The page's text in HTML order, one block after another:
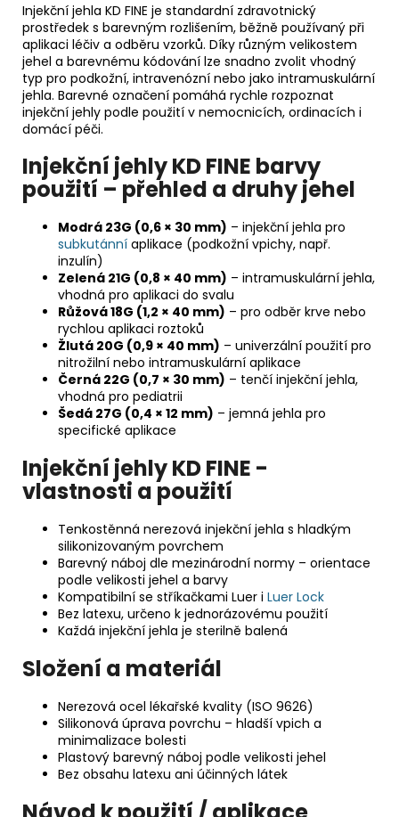
Injekční jehla KD FINE je standardní zdravotnický
prostředek s barevným rozlišením, běžně používaný při
aplikaci léčiv a odběru vzorků. Díky různým velikostem
jehel a barevnému kódování lze snadno zvolit vhodný
typ pro podkožní, intravenózní nebo jako intramuskulární
jehla. Barevné označení pomáhá rychle rozpoznat
injekční jehly podle použití v nemocnicích, ordinacích i
domácí péči.
Injekční jehly KD FINE barvy
použití – přehled a druhy jehel
Modrá 23G (0,6 × 30 mm) – injekční jehla pro
subkutánní aplikace (podkožní vpichy, např.
inzulín)
Zelená 21G (0,8 × 40 mm) – intramuskulární jehla,
vhodná pro aplikaci do svalu
Růžová 18G (1,2 × 40 mm) – pro odběr krve nebo
rychlou aplikaci roztoků
Žlutá 20G (0,9 × 40 mm) – univerzální použití pro
nitrožilní nebo intramuskulární aplikace
Černá 22G (0,7 × 30 mm) – tenčí injekční jehla,
vhodná pro pediatrii
Šedá 27G (0,4 × 12 mm) – jemná jehla pro
specifické aplikace
Injekční jehly KD FINE -
vlastnosti a použití
Tenkostěnná nerezová injekční jehla s hladkým
silikonizovaným povrchem
Barevný náboj dle mezinárodní normy – orientace
podle velikosti jehel a barvy
Kompatibilní se stříkačkami Luer i Luer Lock
Bez latexu, určeno k jednorázovému použití
Každá injekční jehla je sterilně balená
Složení a materiál
Nerezová ocel lékařské kvality (ISO 9626)
Silikonová úprava povrchu – hladší vpich a
minimalizace bolesti
Plastový barevný náboj podle velikosti jehel
Bez obsahu latexu ani účinných látek